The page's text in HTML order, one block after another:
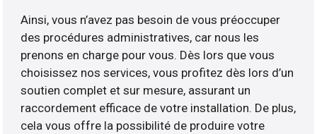
Ainsi, vous n’avez pas besoin de vous préoccuper
des procédures administratives, car nous les
prenons en charge pour vous. Dès lors que vous
choisissez nos services, vous profitez dès lors d’un
soutien complet et sur mesure, assurant un
raccordement efficace de votre installation. De plus,
cela vous offre la possibilité de produire votre